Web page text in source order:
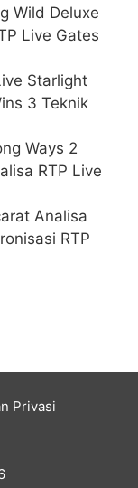
Wild Deluxe
Live Gates
Starlight
3 Teknik
Ways 2
RTP Live
Analisa
RTP
Privasi